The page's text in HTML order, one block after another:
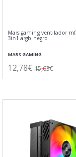
Mars gaming ventilador
3in1 argb negro
MARS GAMING
12,78€ 15,63€